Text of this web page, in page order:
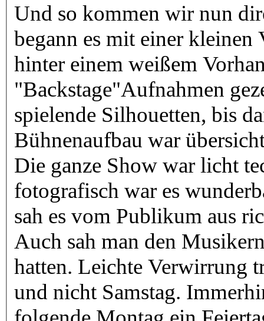
Und so kommen wir nun
begann es mit einer
hinter einem weißem
"Backstage"Aufnahmen
spielende Silhouetten, bis
Bühnenaufbau war
Die ganze Show war licht
fotografisch war es
sah es vom Publikum aus
Auch sah man den
hatten. Leichte Verwirrung
und nicht Samstag.